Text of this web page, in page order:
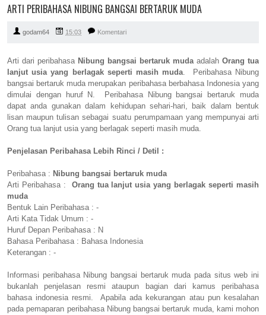
ARTI PERIBAHASA NIBUNG BANGSAI BERTARUK MUDA
godam64 15:03 Komentari
Arti dari peribahasa Nibung bangsai bertaruk mudaadalah Orang tua
lanjut usia yang berlagak seperti masih muda. Peribahasa Nibung
bangsai bertaruk muda merupakan peribahasa berbahasa Indonesia yang
dimulai dengan huruf N. Peribahasa Nibung bangsai bertaruk muda
dapat anda gunakan dalam kehidupan sehari-hari, baik dalam bentuk
lisan maupun tulisan sebagai suatu perumpamaan yang mempunyai arti
Orang tua lanjut usia yang berlagak seperti masih muda.
Penjelasan Peribahasa Lebih Rinci / Detil :
Peribahasa : Nibung bangsai bertaruk muda
Arti Peribahasa : Orang tua lanjut usia yang berlagak seperti masih
muda
Bentuk Lain Peribahasa : -
Arti Kata Tidak Umum : -
Huruf Depan Peribahasa : N
Bahasa Peribahasa : Bahasa Indonesia
Keterangan : -
Informasi peribahasa Nibung bangsai bertaruk muda pada situs web ini
bukanlah penjelasan resmi ataupun bagian dari kamus peribahasa
bahasa indonesia resmi. Apabila ada kekurangan atau pun kesalahan
pada pemaparan peribahasa Nibung bangsai bertaruk muda, kami mohon